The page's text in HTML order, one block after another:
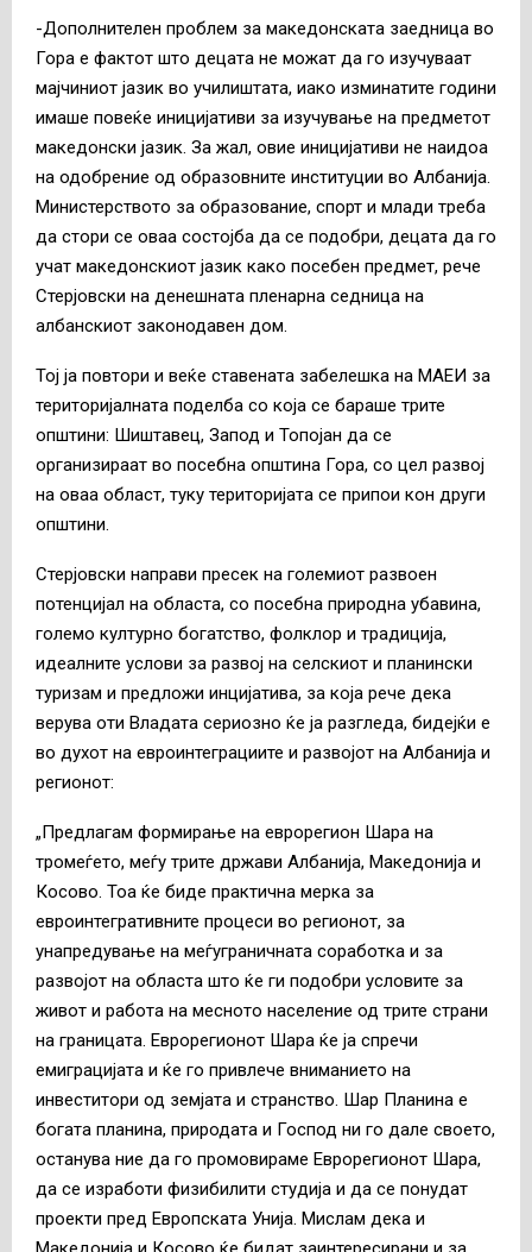
-Дополнителен проблем за македонската заедница во
Гора е фактот што децата не можат да го изучуваат
мајчиниот јазик во училиштата, иако изминатите години
имаше повеќе иницијативи за изучување на предметот
македонски јазик. За жал, овие иницијативи не наидоа
на одобрение од образовните институции во Албанија.
Министерството за образование, спорт и млади треба
да стори се оваа состојба да се подобри, децата да го
учат македонскиот јазик како посебен предмет, рече
Стерјовски на денешната пленарна седница на
албанскиот законодавен дом.
Тој ја повтори и веќе ставената забелешка на МАЕИ за
територијалната поделба со која се бараше трите
општини: Шиштавец, Запод и Топојан да се
организираат во посебна општина Гора, со цел развој
на оваа област, туку територијата се припои кон други
општини.
Стерјовски направи пресек на големиот развоен
потенцијал на областа, со посебна природна убавина,
големо културно богатство, фолклор и традиција,
идеалните услови за развој на селскиот и планински
туризам и предложи инцијатива, за која рече дека
верува оти Владата сериозно ќе ја разгледа, бидејќи е
во духот на евроинтеграциите и развојот на Албанија и
регионот:
„Предлагам формирање на еврорегион Шара на
тромеѓето, меѓу трите држави Албанија, Македонија и
Косово. Тоа ќе биде практична мерка за
евроинтегративните процеси во регионот, за
унапредување на меѓуграничната соработка и за
развојот на областа што ќе ги подобри условите за
живот и работа на месното население од трите страни
на границата. Еврорегионот Шара ќе ја спречи
емиграцијата и ќе го привлече вниманието на
инвеститори од земјата и странство. Шар Планина е
богата планина, природата и Господ ни го дале своето,
останува ние да го промовираме Еврорегионот Шара,
да се изработи физибилити студија и да се понудат
проекти пред Европската Унија. Мислам дека и